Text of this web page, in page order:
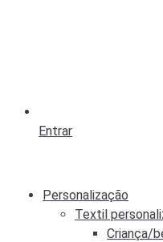
Entrar
Personalização
Textil
Criança/